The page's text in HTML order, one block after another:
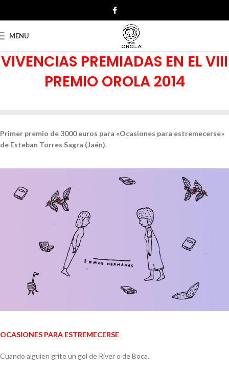
MENU
VIVENCIAS PREMIADAS EN EL VIII
PREMIO OROLA 2014
Primer premio de 3000 euros para «Ocasiones para estremecerse»
de Esteban Torres Sagra (Jaén).
OCASIONES PARA ESTREMECERSE
Cuando alguien grite un gol de River o de Boca.